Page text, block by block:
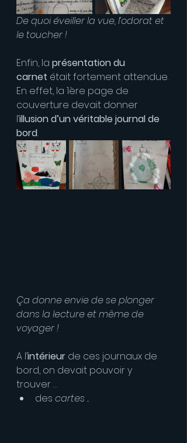
De quoi éveiller la vue, l’odorat et
le toucher !
Enfin, la présentation du
carnet était fortement attendue.
En effet, la 1ère page de
couverture devait donner
l’illusion d’un véritable journal de
bord.
Ça donne envie de se plonger
dans la lecture et même de
voyager !
A l’intérieur de ces journaux de
bord, on devait pouvoir y
trouver …
des cartes ...